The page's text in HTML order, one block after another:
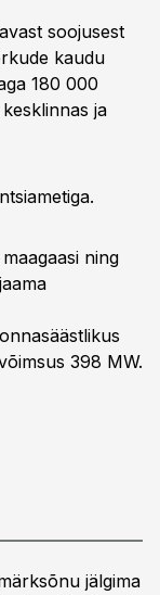
soojusest
kaudu
180 000
ja
ning
398 MW.
jälgima